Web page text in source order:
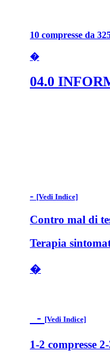
10 compresse da
�
04.0
- [Vedi Indice]
Contro mal di
Terapia
�
- [Vedi Indice]
1-2 compresse